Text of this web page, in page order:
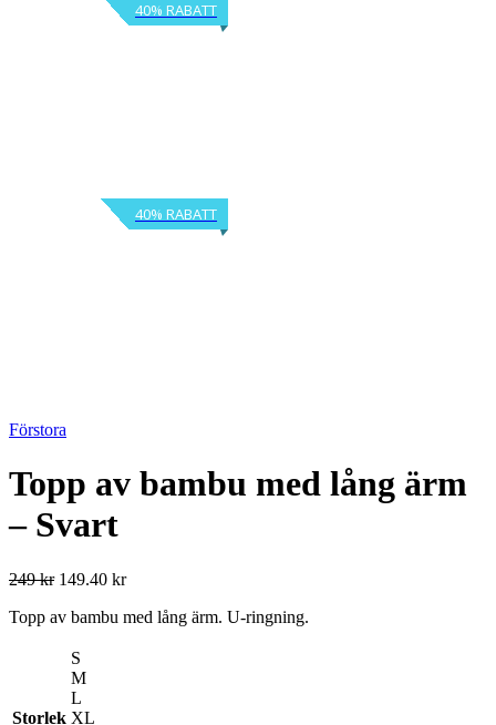
40% RABATT
40% RABATT
Förstora
Topp av bambu med lång ärm
– Svart
249kr 149.40 kr
Topp av bambu med lång ärm. U-ringning.
Storlek
S
M
L
XL